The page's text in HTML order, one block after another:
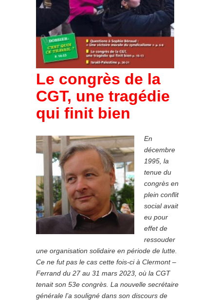
Le congrès de la
CGT, une tragédie
qui finit bien
En
décembre
1995, la
tenue du
congrès en
plein conflit
social avait
eu pour
effet de
ressouder
une organisation solidaire en période de lutte.
Ce ne fut pas le cas cette fois-ci à Clermont –
Ferrand du 27 au 31 mars 2023, où la CGT
tenait son 53e congrès. La nouvelle secrétaire
générale l’a souligné dans son discours de